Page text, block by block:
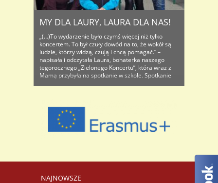
MY DLA LAURY, LAURA DLA NAS!
„(…)To wydarzenie było czymś więcej niż tylko
koncertem. To był czuły dowód na to, że wokół są
ludzie, którzy widzą, czują i chcą pomagać.” –
napisała i odczytała Laura, bohaterka naszego
tegorocznego „Zielonego Koncertu”, która wraz z
Mamą przybyła na spotkanie w szkole. Spotkanie
NAJNOWSZE